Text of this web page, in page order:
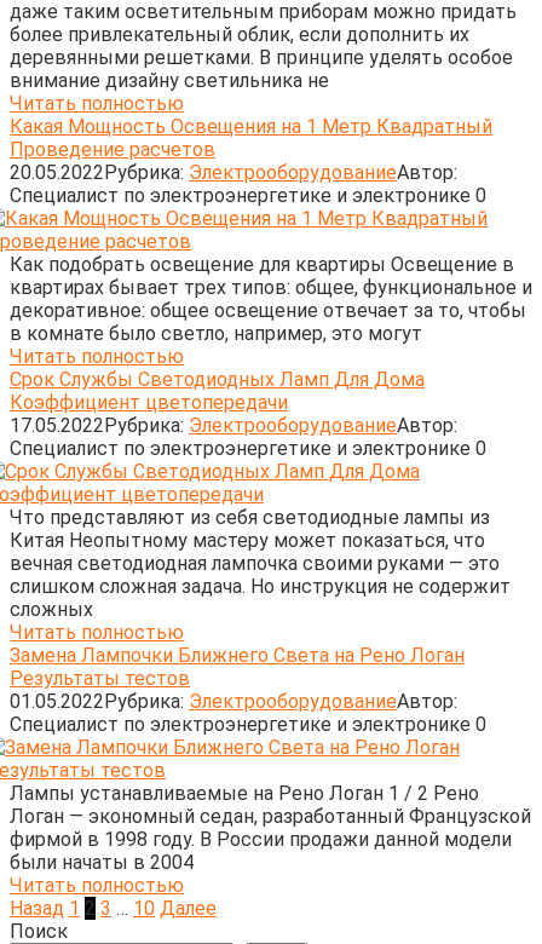
даже таким осветительным приборам можно придать
более привлекательный облик, если дополнить их
деревянными решетками. В принципе уделять особое
внимание дизайну светильника не
Читать полностью
Какая Мощность Освещения на 1 Метр Квадратный
Проведение расчетов
20.05.2022Рубрика: ЭлектрооборудованиеАвтор:
Cпециалист по электроэнергетике и электронике 0
Как подобрать освещение для квартиры Освещение в
квартирах бывает трех типов: общее, функциональное и
декоративное: общее освещение отвечает за то, чтобы
в комнате было светло, например, это могут
Читать полностью
Срок Службы Светодиодных Ламп Для Дома
Коэффициент цветопередачи
17.05.2022Рубрика: ЭлектрооборудованиеАвтор:
Cпециалист по электроэнергетике и электронике 0
Что представляют из себя светодиодные лампы из
Китая Неопытному мастеру может показаться, что
вечная светодиодная лампочка своими руками — это
слишком сложная задача. Но инструкция не содержит
сложных
Читать полностью
Замена Лампочки Ближнего Света на Рено Логан
Результаты тестов
01.05.2022Рубрика: ЭлектрооборудованиеАвтор:
Cпециалист по электроэнергетике и электронике 0
Лампы устанавливаемые на Рено Логан 1 / 2 Рено
Логан — экономный седан, разработанный Французской
фирмой в 1998 году. В России продажи данной модели
были начаты в 2004
Читать полностью
Пагинация
записей
Назад 1 2 3 … 10 Далее
Поиск